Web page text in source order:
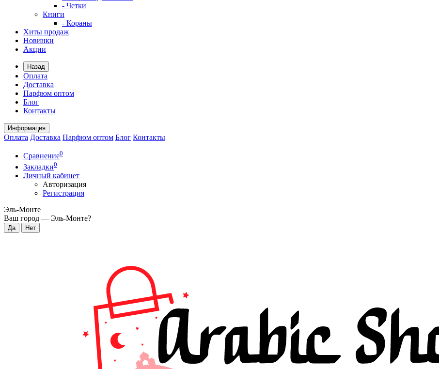
- Четки
Книги
- Кораны
Хиты продаж
Новинки
Акции
Назад
Оплата
Доставка
Парфюм оптом
Блог
Контакты
Информация
Оплата Доставка Парфюм оптом Блог Контакты
Сравнение0
Закладки0
Личный кабинет
Авторизация
Регистрация
Эль-Монте
Ваш город — Эль-Монте?